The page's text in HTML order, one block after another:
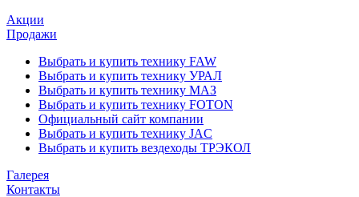
Акции
Продажи
Выбрать и купить технику FAW
Выбрать и купить технику УРАЛ
Выбрать и купить технику МАЗ
Выбрать и купить технику FOTON
Официальный сайт компании
Выбрать и купить технику JAC
Выбрать и купить вездеходы ТРЭКОЛ
Галерея
Контакты